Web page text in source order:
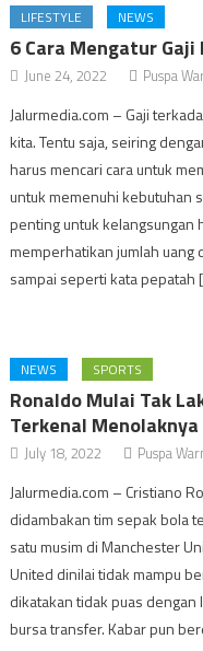
LIFESTYLE NEWS
6 Cara Mengatur Gaji
June 24, 2022 Puspa
Jalurmedia.com – Gaji
kita. Tentu saja, seiring
harus mencari cara untuk
untuk memenuhi kebutuhan
penting untuk kelangsungan
memperhatikan jumlah uang
sampai seperti kata pepatah
NEWS SPORTS
Ronaldo Mulai Tak
Terkenal Menolaknya
July 18, 2022 Puspa
Jalurmedia.com – Cristiano
didambakan tim sepak bola
satu musim di Manchester
United dinilai tidak mampu
dikatakan tidak puas
bursa transfer. Kabar pun